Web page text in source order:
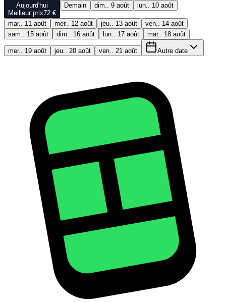
Aujourd'hui
Meilleur prix72 €
Demain dim.. 9 août lun.. 10 août
mar.. 11 août mer.. 12 août jeu.. 13 août
ven.. 14 août
sam.. 15 août
dim.. 16 août lun.. 17 août mar.. 18 août
mer.. 19 août jeu.. 20 août ven.. 21 août Autre date